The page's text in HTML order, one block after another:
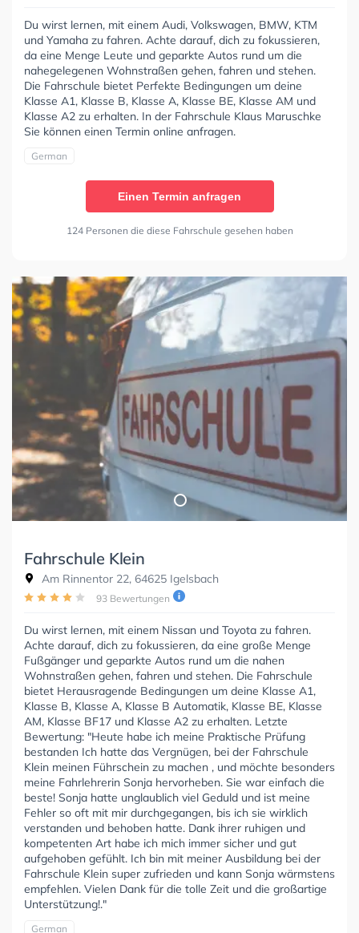
Du wirst lernen, mit einem Audi, Volkswagen, BMW, KTM
und Yamaha zu fahren. Achte darauf, dich zu fokussieren,
da eine Menge Leute und geparkte Autos rund um die
nahegelegenen Wohnstraßen gehen, fahren und stehen.
Die Fahrschule bietet Perfekte Bedingungen um deine
Klasse A1, Klasse B, Klasse A, Klasse BE, Klasse AM und
Klasse A2 zu erhalten. In der Fahrschule Klaus Maruschke
Sie können einen Termin online anfragen.
German
Einen Termin anfragen
124 Personen die diese Fahrschule gesehen haben
Fahrschule Klein
Am Rinnentor 22, 64625 Igelsbach
93 Bewertungen
Du wirst lernen, mit einem Nissan und Toyota zu fahren.
Achte darauf, dich zu fokussieren, da eine große Menge
Fußgänger und geparkte Autos rund um die nahen
Wohnstraßen gehen, fahren und stehen. Die Fahrschule
bietet Herausragende Bedingungen um deine Klasse A1,
Klasse B, Klasse A, Klasse B Automatik, Klasse BE, Klasse
AM, Klasse BF17 und Klasse A2 zu erhalten. Letzte
Bewertung: "Heute habe ich meine Praktische Prüfung
bestanden Ich hatte das Vergnügen, bei der Fahrschule
Klein meinen Führschein zu machen , und möchte besonders
meine Fahrlehrerin Sonja hervorheben. Sie war einfach die
beste! Sonja hatte unglaublich viel Geduld und ist meine
Fehler so oft mit mir durchgegangen, bis ich sie wirklich
verstanden und behoben hatte. Dank ihrer ruhigen und
kompetenten Art habe ich mich immer sicher und gut
aufgehoben gefühlt. Ich bin mit meiner Ausbildung bei der
Fahrschule Klein super zufrieden und kann Sonja wärmstens
empfehlen. Vielen Dank für die tolle Zeit und die großartige
Unterstützung!."
German